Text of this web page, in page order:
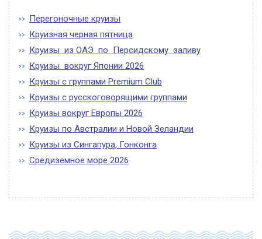
Перегоночные круизы
Круизная черная пятница
Круизы из ОАЭ по Персидскому заливу
Круизы вокруг Японии 2026
Круизы с группами Premium Club
Круизы с русскоговорящими группами
Круизы вокруг Европы 2026
Круизы по Австралии и Новой Зеландии
Круизы из Сингапура, Гонконга
Средиземное море 2026